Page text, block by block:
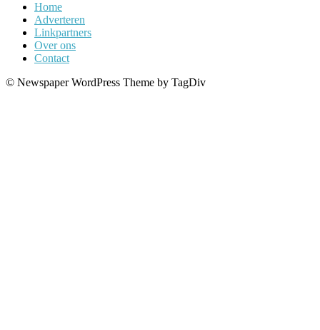
Home
Adverteren
Linkpartners
Over ons
Contact
© Newspaper WordPress Theme by TagDiv